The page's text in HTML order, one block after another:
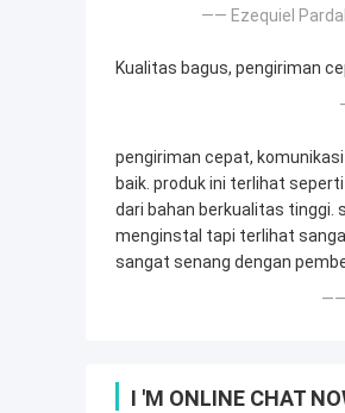
—— Ezequiel
Kualitas bagus, pengiriman
pengiriman cepat,
baik. produk ini terlihat
dari bahan berkualitas tinggi.
menginstal tapi terlihat
sangat senang dengan
——
I 'M ONLINE CHAT